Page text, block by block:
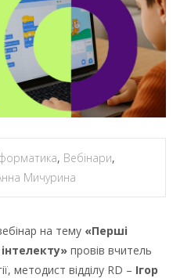
, Вебінари,
Мичурина
на тему «Перші
провів вчитель
методист відділу RD – Ігор